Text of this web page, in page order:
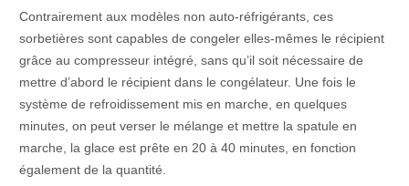
Contrairement aux modèles non auto-réfrigérants, ces
sorbetières sont capables de congeler elles-mêmes le récipient
grâce au compresseur intégré, sans qu’il soit nécessaire de
mettre d’abord le récipient dans le congélateur. Une fois le
système de refroidissement mis en marche, en quelques
minutes, on peut verser le mélange et mettre la spatule en
marche, la glace est prête en 20 à 40 minutes, en fonction
également de la quantité.